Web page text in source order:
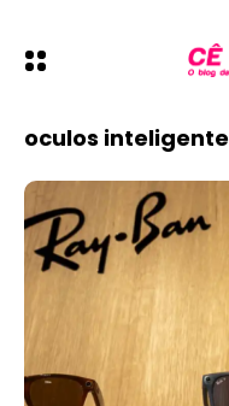
oculos inteligente